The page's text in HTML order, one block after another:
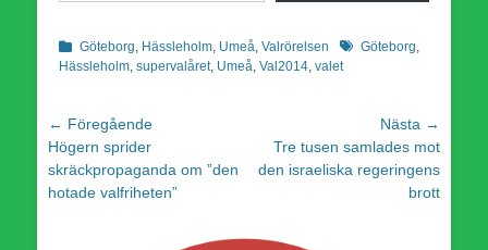
Kategorier
Göteborg Hässleholm Umeå Valrörelsen Etiketter
Göteborg
Hässleholm supervalåret, Umeå Val2014 valet
Inläggsnavigering
← Föregående
Föregående
inlägg:
Högern sprider
skräckpropaganda om ”den
hotade valfriheten”
Nästa →
Nästa
inlägg:
Tre tusen samlades mot
den israeliska regeringens
brott